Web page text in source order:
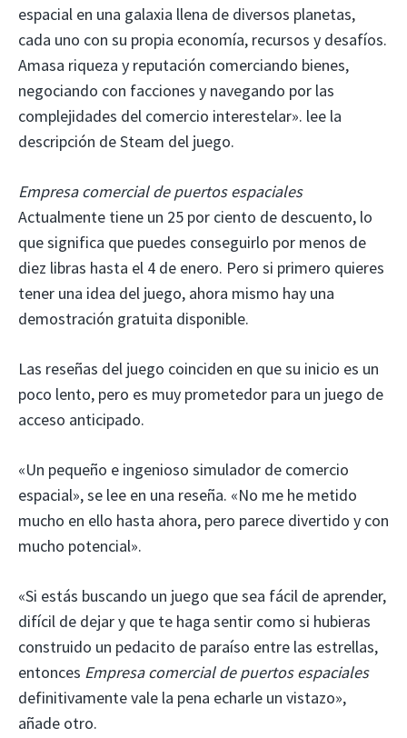
espacial en una galaxia llena de diversos planetas,
cada uno con su propia economía, recursos y desafíos.
Amasa riqueza y reputación comerciando bienes,
negociando con facciones y navegando por las
complejidades del comercio interestelar». lee la
descripción de Steam del juego.
Empresa comercial de puertos espaciales
Actualmente tiene un 25 por ciento de descuento, lo
que significa que puedes conseguirlo por menos de
diez libras hasta el 4 de enero. Pero si primero quieres
tener una idea del juego, ahora mismo hay una
demostración gratuita disponible.
Las reseñas del juego coinciden en que su inicio es un
poco lento, pero es muy prometedor para un juego de
acceso anticipado.
«Un pequeño e ingenioso simulador de comercio
espacial», se lee en una reseña. «No me he metido
mucho en ello hasta ahora, pero parece divertido y con
mucho potencial».
«Si estás buscando un juego que sea fácil de aprender,
difícil de dejar y que te haga sentir como si hubieras
construido un pedacito de paraíso entre las estrellas,
entonces Empresa comercial de puertos espaciales
definitivamente vale la pena echarle un vistazo»,
añade otro.